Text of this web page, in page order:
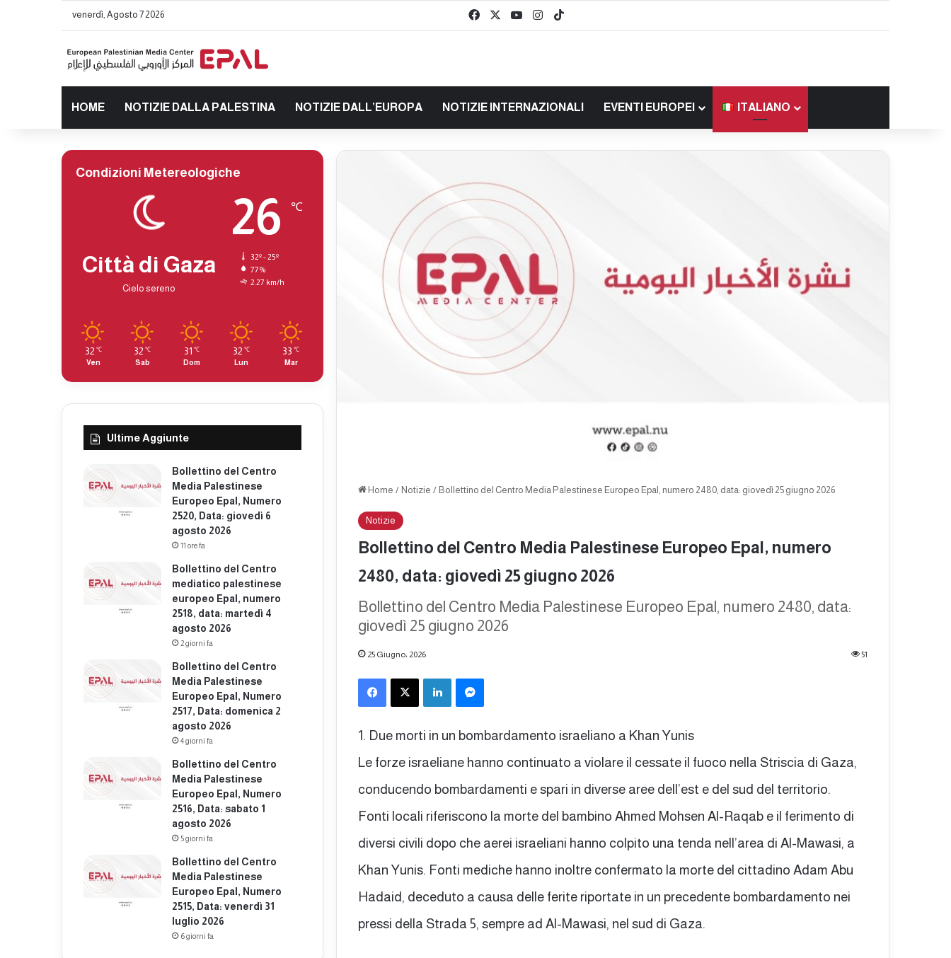
venerdì, Agosto 7 2026 FacebookYou TubeInstagram
HOME NOTIZIE DALLA PALESTINA NOTIZIE DALL’EUROPA NOTIZIE INTERNAZIONALI EVENTI EUROPEI ITALIANO
Home / Notizie / Bollettino del Centro Media Palestinese Europeo Epal, numero 2480, data: giovedì 25 giugno 2026
Notizie
Bollettino del Centro Media Palestinese Europeo Epal, numero
2480, data: giovedì 25 giugno 2026
Bollettino del Centro Media Palestinese Europeo Epal, numero 2480, data:
giovedì 25 giugno 2026
25 Giugno، 2026 51
Facebook X LinkedIn
1. Due morti in un bombardamento israeliano a Khan Yunis
Le forze israeliane hanno continuato a violare il cessate il fuoco nella Striscia di Gaza,
conducendo bombardamenti e spari in diverse aree dell’est e del sud del territorio.
Fonti locali riferiscono la morte del bambino Ahmed Mohsen Al-Raqab e il ferimento di
diversi civili dopo che aerei israeliani hanno colpito una tenda nell’area di Al-Mawasi, a
Khan Yunis. Fonti mediche hanno inoltre confermato la morte del cittadino Adam Abu
Hadaid, deceduto a causa delle ferite riportate in un precedente bombardamento nei
pressi della Strada 5, sempre ad Al-Mawasi, nel sud di Gaza.
Condizioni Metereologiche
Città di Gaza
Cielo sereno
26 ℃
32º - 25º
77%
2.27 km/h
32 ℃
Ven
32 ℃
Sab
31 ℃
Dom
32 ℃
Lun
33 ℃
Mar
Ultime Aggiunte
Bollettino del Centro
Media Palestinese
Europeo Epal, Numero
2520, Data: giovedì 6
agosto 2026
11 ore fa
Bollettino del Centro
mediatico palestinese
europeo Epal, numero
2518, data: martedì 4
agosto 2026
2 giorni fa
Bollettino del Centro
Media Palestinese
Europeo Epal, Numero
2517, Data: domenica 2
agosto 2026
4 giorni fa
Bollettino del Centro
Media Palestinese
Europeo Epal, Numero
2516, Data: sabato 1
agosto 2026
5 giorni fa
Bollettino del Centro
Media Palestinese
Europeo Epal, Numero
2515, Data: venerdì 31
luglio 2026
6 giorni fa